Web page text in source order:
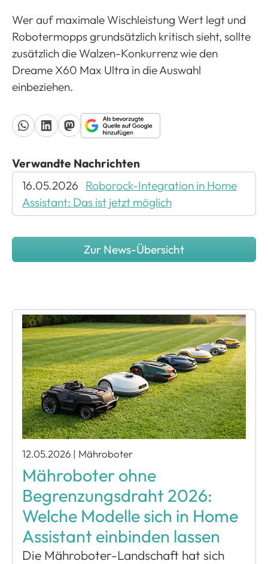
Wer auf maximale Wischleistung Wert legt und
Robotermopps grundsätzlich kritisch sieht, sollte
zusätzlich die Walzen-Konkurrenz wie den
Dreame X60 Max Ultra in die Auswahl
einbeziehen.
Verwandte Nachrichten
16.05.2026 Roborock-Integration in Home
Assistant: Das ist jetzt möglich
Zur News-Übersicht
12.05.2026 | Mähroboter
Mähroboter ohne
Begrenzungsdraht 2026:
Welche Modelle sich in Home
Assistant einbinden lassen
Die Mähroboter-Landschaft hat sich